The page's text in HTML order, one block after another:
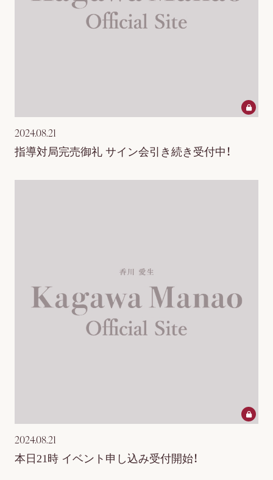
2024.08.21
指導対局完売御礼 サイン会引き続き受付中！
2024.08.21
本日21時 イベント申し込み受付開始！